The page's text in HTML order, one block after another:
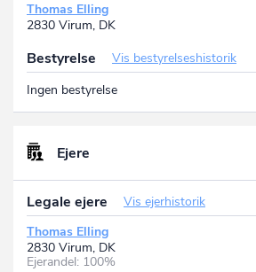
Thomas Elling
2830 Virum, DK
Bestyrelse
Vis bestyrelseshistorik
Ingen bestyrelse
Ejere
Legale ejere
Vis ejerhistorik
Thomas Elling
2830 Virum, DK
Ejerandel: 100%